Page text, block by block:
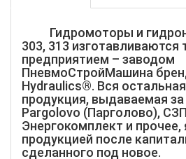
Гидромоторы и
303, 313 изготавливаются
предприятием – заводом
ПневмоСтройМашина
Hydraulics®. Вся
продукция, выдаваемая
Pargolovo (Парголово),
Энергокомплект и прочее,
продукцией после
сделанного под новое.